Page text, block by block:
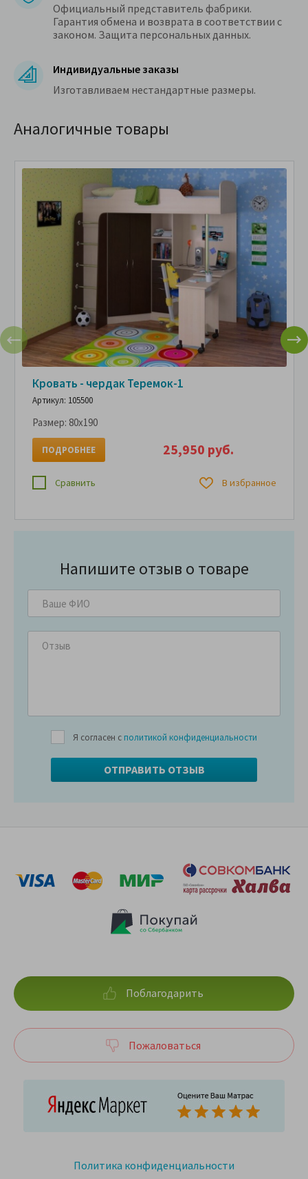
Официальный представитель фабрики.
Гарантия обмена и возврата в соответствии с
законом. Защита персональных данных.
Индивидуальные заказы
Изготавливаем нестандартные размеры.
Аналогичные товары
Кровать - чердак Теремок-1
Артикул: 105500
Размер: 80x190
25,950 руб.
ПОДРОБНЕЕ
Сравнить В избранное
Напишите отзыв о товаре
Я согласен с политикой конфиденциальности
Политика конфиденциальности
Поблагодарить
Пожаловаться